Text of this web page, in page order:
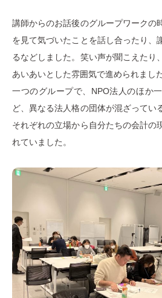
講師からのお話後のグループワークの
を見て気づいたことを話し合ったり、
るなどしました。笑い声が聞こえたり
あいあいとした雰囲気で進められました
一つのグループで、NPO法人のほか
ど、異なる法人格の団体が混ざってい
それぞれの立場から自分たちの会計の
れていました。